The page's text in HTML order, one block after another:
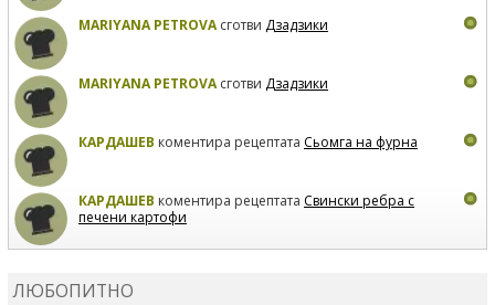
MARIYANA PETROVAсготви Дзадзики
MARIYANA PETROVAсготви Дзадзики
КАРДАШЕВ коментира рецептата Сьомга на фурна
КАРДАШЕВ коментира рецептата Свински ребра с
печени картофи
ЛЮБОПИТНО